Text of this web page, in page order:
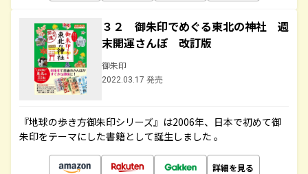
３２ 御朱印でめぐる東北の神社 週
末開運さんぽ 改訂版
御朱印
2022.03.17 発売
『地球の歩き方御朱印シリーズ』は2006年、日本で初めて御
朱印をテーマにした書籍として誕生しました 。
詳細を見る